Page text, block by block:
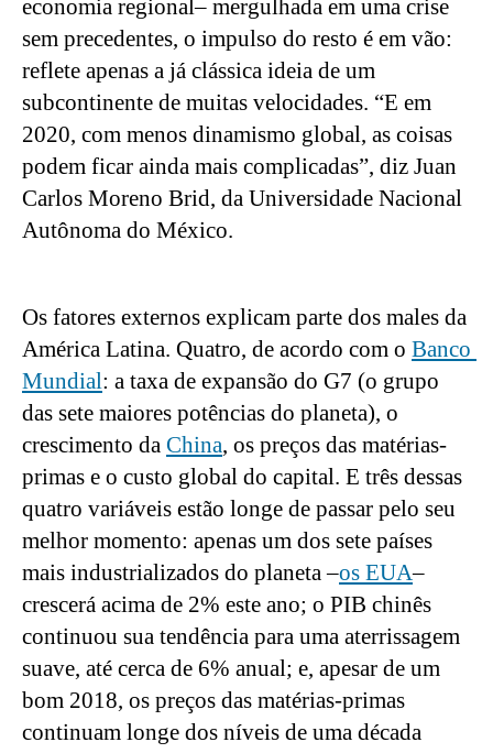
economia regional– mergulhada em uma crise
sem precedentes, o impulso do resto é em vão:
reflete apenas a já clássica ideia de um
subcontinente de muitas velocidades. “E em
2020, com menos dinamismo global, as coisas
podem ficar ainda mais complicadas”, diz Juan
Carlos Moreno Brid, da Universidade Nacional
Autônoma do México.
Os fatores externos explicam parte dos males da
América Latina. Quatro, de acordo com o Banco
Mundial: a taxa de expansão do G7 (o grupo
das sete maiores potências do planeta), o
crescimento da China, os preços das matérias-
primas e o custo global do capital. E três dessas
quatro variáveis estão longe de passar pelo seu
melhor momento: apenas um dos sete países
mais industrializados do planeta –os EUA–
crescerá acima de 2% este ano; o PIB chinês
continuou sua tendência para uma aterrissagem
suave, até cerca de 6% anual; e, apesar de um
bom 2018, os preços das matérias-primas
continuam longe dos níveis de uma década